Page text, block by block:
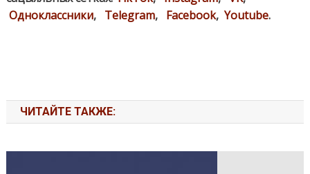
Одноклассники, Telegram, Facebook, Youtube.
ЧИТАЙТЕ ТАКЖЕ: